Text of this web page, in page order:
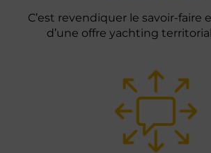
C’est revendiquer le savoir-faire
d’une offre yachting